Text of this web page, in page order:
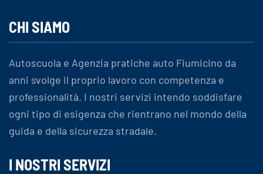
CHI SIAMO
Autoscuola e Agenzia pratiche auto Fiumicino da
anni svolge il proprio lavoro con competenza e
professionalità. I nostri servizi intendo soddisfare
ogni tipo di esigenza che rientrano nel mondo della
guida e della sicurezza stradale.
I NOSTRI SERVIZI